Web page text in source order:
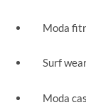
Moda
Surf
Moda